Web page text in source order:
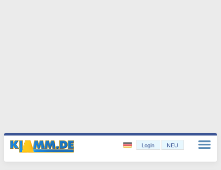
Login NEU